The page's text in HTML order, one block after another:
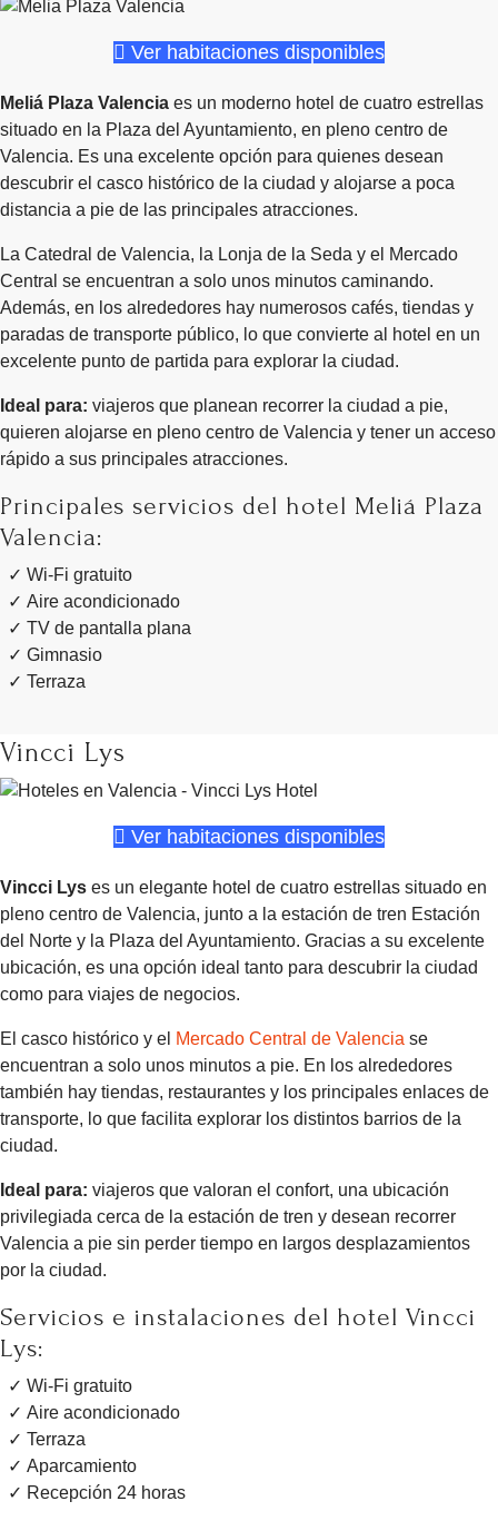
Ver habitaciones disponibles
Meliá Plaza Valencia es un moderno hotel de cuatro estrellas
situado en la Plaza del Ayuntamiento, en pleno centro de
Valencia. Es una excelente opción para quienes desean
descubrir el casco histórico de la ciudad y alojarse a poca
distancia a pie de las principales atracciones.
La Catedral de Valencia, la Lonja de la Seda y el Mercado
Central se encuentran a solo unos minutos caminando.
Además, en los alrededores hay numerosos cafés, tiendas y
paradas de transporte público, lo que convierte al hotel en un
excelente punto de partida para explorar la ciudad.
Ideal para: viajeros que planean recorrer la ciudad a pie,
quieren alojarse en pleno centro de Valencia y tener un acceso
rápido a sus principales atracciones.
Principales servicios del hotel Meliá Plaza
Valencia:
Wi-Fi gratuito
Aire acondicionado
TV de pantalla plana
Gimnasio
Terraza
Vincci Lys
Ver habitaciones disponibles
Vincci Lys es un elegante hotel de cuatro estrellas situado en
pleno centro de Valencia, junto a la estación de tren Estación
del Norte y la Plaza del Ayuntamiento. Gracias a su excelente
ubicación, es una opción ideal tanto para descubrir la ciudad
como para viajes de negocios.
El casco histórico y el Mercado Central de Valencia se
encuentran a solo unos minutos a pie. En los alrededores
también hay tiendas, restaurantes y los principales enlaces de
transporte, lo que facilita explorar los distintos barrios de la
ciudad.
Ideal para: viajeros que valoran el confort, una ubicación
privilegiada cerca de la estación de tren y desean recorrer
Valencia a pie sin perder tiempo en largos desplazamientos
por la ciudad.
Servicios e instalaciones del hotel Vincci
Lys:
Wi-Fi gratuito
Aire acondicionado
Terraza
Aparcamiento
Recepción 24 horas